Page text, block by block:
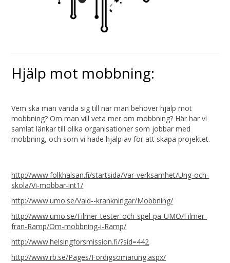
Hjälp mot mobbning:
Vem ska man vända sig till när man behöver hjälp mot
mobbning? Om man vill veta mer om mobbning? Här har vi
samlat länkar till olika organisationer som jobbar med
mobbning, och som vi hade hjälp av för att skapa projektet.
http://www.folkhalsan.fi/startsida/Var-verksamhet/Ung-och-
skola/Vi-mobbar-int1/
http://www.umo.se/Vald--krankningar/Mobbning/
http://www.umo.se/Filmer-tester-och-spel-pa-UMO/Filmer-
fran-Ramp/Om-mobbning-i-Ramp/
http://www.helsingforsmission.fi/?sid=442
http://www.rb.se/Pages/Fordigsomarung.aspx/